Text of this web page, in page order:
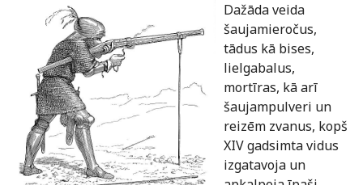
Dažāda veida
šaujamieročus,
tādus kā bises,
lielgabalus,
mortīras, kā arī
šaujampulveri un
reizēm zvanus, kopš
XIV gadsimta vidus
izgatavoja un